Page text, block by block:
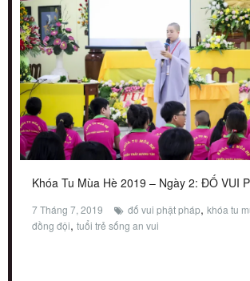
Khóa Tu Mùa Hè 2019 – Ngày 2: ĐỐ VUI
7 Tháng 7, 2019 đố vui phật pháp, khóa tu
đồng đội, tuổi trẻ sống an vui